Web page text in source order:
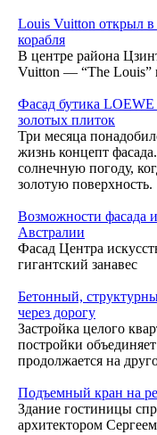
Louis Vuitton открыл
корабля
В центре района
Vuitton — “The Louis”
Фасад бутика
золотых плиток
Три месяца
жизнь концепт
солнечную погоду,
золотую поверхность.
Возможности фасада
Австралии
Фасад Центра
гигантский занавес
Бетонный,
через дорогу
Застройка целого
постройки
продолжается на
Подъемный кран на
Здание гостиницы
архитектором